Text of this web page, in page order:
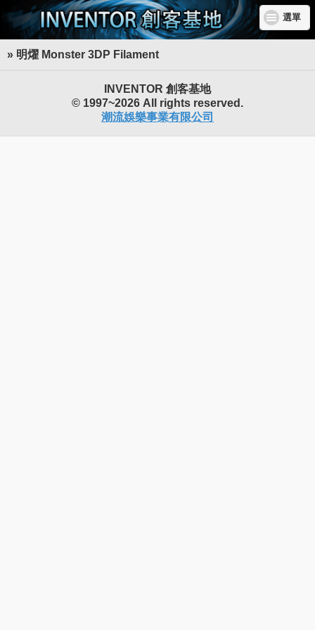
選單
» 明燿 Monster 3DP Filament
INVENTOR 創客基地
© 1997~2026 All rights reserved.
潮流娛樂事業有限公司